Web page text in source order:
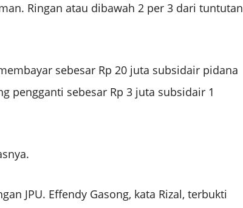
Ringan atau dibawah 2 per 3 dari tuntutan
sebesar Rp 20 juta subsidair pidana
pengganti sebesar Rp 3 juta subsidair 1
JPU. Effendy Gasong, kata Rizal, terbukti